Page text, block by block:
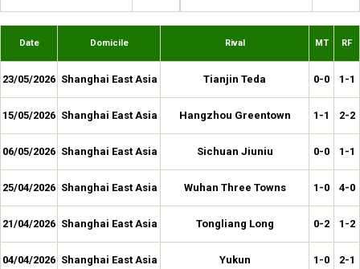
Date Domicile Rival MT RF
23/05/2026 Shanghai East Asia Tianjin Teda 0-0 1-1
15/05/2026 Shanghai East Asia Hangzhou Greentown 1-1 2-2
06/05/2026 Shanghai East Asia Sichuan Jiuniu 0-0 1-1
25/04/2026 Shanghai East Asia Wuhan Three Towns 1-0 4-0
21/04/2026 Shanghai East Asia Tongliang Long 0-2 1-2
04/04/2026 Shanghai East Asia Yukun 1-0 2-1